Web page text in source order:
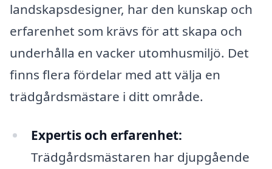
landskapsdesigner, har den kunskap och
erfarenhet som krävs för att skapa och
underhålla en vacker utomhusmiljö. Det
finns flera fördelar med att välja en
trädgårdsmästare i ditt område.
Expertis och erfarenhet:
Trädgårdsmästaren har djupgående